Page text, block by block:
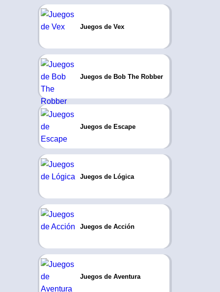
Juegos de Vex
Juegos de Bob The Robber
Juegos de Escape
Juegos de Lógica
Juegos de Acción
Juegos de Aventura